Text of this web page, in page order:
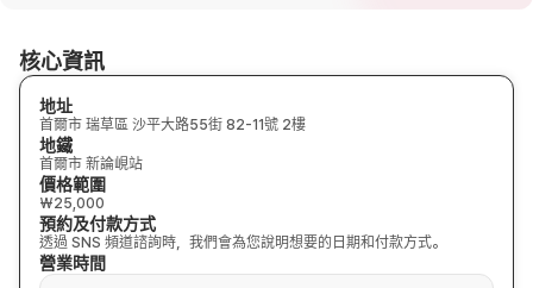
核心資訊
地址
首爾市 瑞草區 沙平大路55街 82-11號 2樓
地鐵
首爾市 新論峴站
價格範圍
₩25,000
預約及付款方式
透過 SNS 頻道諮詢時，我們會為您說明想要的日期和付款方式。
營業時間